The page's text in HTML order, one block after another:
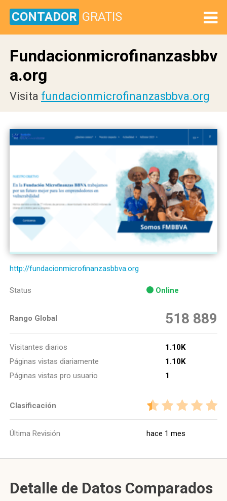
CONTADOR GRATIS
Fundacionmicrofinanzasbbv
a.org
Visita fundacionmicrofinanzasbbva.org
http://fundacionmicrofinanzasbbva.org
Status Online
Rango Global 518 889
Visitantes diarios
1.10K
Páginas vistas diariamente
1.10K
Páginas vistas pro usuario
1
Clasificación
Última Revisión hace 1 mes
Detalle de Datos Comparados